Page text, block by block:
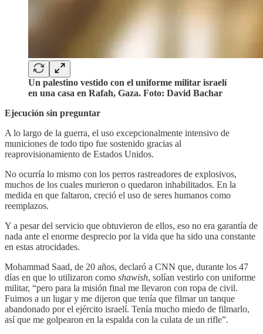
Un palestino vestido con el uniforme militar israelí
en una casa en Rafah, Gaza. Foto: David Bachar
Ejecución sin preguntar
A lo largo de la guerra, el uso excepcionalmente intensivo de
municiones de todo tipo fue sostenido gracias al
reaprovisionamiento de Estados Unidos.
No ocurría lo mismo con los perros rastreadores de explosivos,
muchos de los cuales murieron o quedaron inhabilitados. En la
medida en que faltaron, creció el uso de seres humanos como
reemplazos.
Y a pesar del servicio que obtuvieron de ellos, eso no era garantía de
nada ante el enorme desprecio por la vida que ha sido una constante
en estas atrocidades.
Mohammad Saad, de 20 años, declaró a CNN que, durante los 47
días en que lo utilizaron como shawish, solían vestirlo con uniforme
militar, “pero para la misión final me llevaron con ropa de civil.
Fuimos a un lugar y me dijeron que tenía que filmar un tanque
abandonado por el ejército israelí. Tenía mucho miedo de filmarlo,
así que me golpearon en la espalda con la culata de un rifle”.